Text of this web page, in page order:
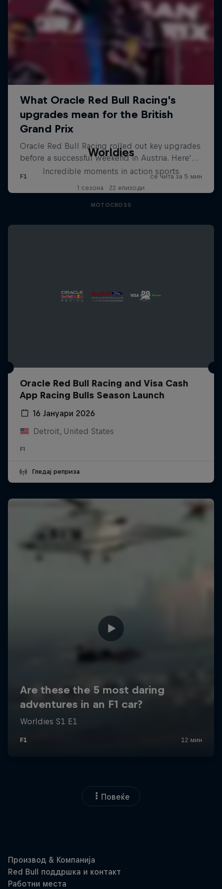
Worldies
Incredible moments in action sports
1 сезона · 22 епизоди
MOTOCROSS
Oracle Red Bull Racing and Visa Cash
App Racing Bulls Season Launch
16 Јануари 2026
Detroit, United States
F1
Гледај реприза
Повеќе